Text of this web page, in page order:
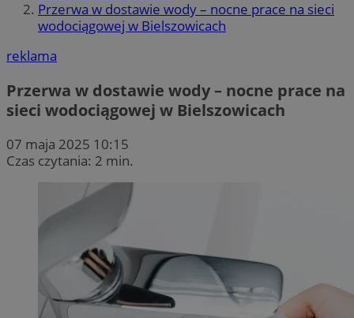
Przerwa w dostawie wody – nocne prace na sieci
wodociągowej w Bielszowicach
reklama
Przerwa w dostawie wody – nocne prace na
sieci wodociągowej w Bielszowicach
07 maja 2025 10:15
Czas czytania: 2 min.